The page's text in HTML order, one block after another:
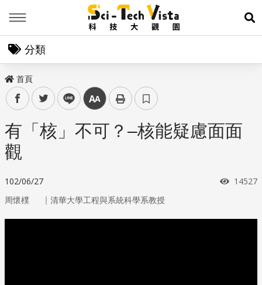
展
分類
首頁
facebooktwitter line 中
有「核」不可？–核能疑慮面面
觀
102/06/27 瀏覽次
14527
周懷樸 ｜ 清華大學工程與系統科學系教授